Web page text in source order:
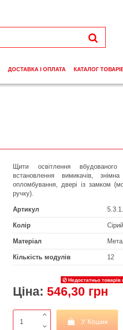
Щити освітлення
встановлення вимикачів,
опломбування, двері із замком
ручку).
Артикул
Колір Сірий
Матеріал
Кількість модулів 12
Недостатньо товарів
Ціна: 546,30 грн
У Кошик
ДОСТАВКА І ОПЛАТА КАТАЛОГ